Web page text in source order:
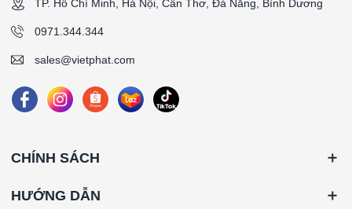
TP. Hồ Chí Minh, Hà Nội, Cần Thơ, Đà Nẵng, Bình Dương
0971.344.344
sales@vietphat.com
CHÍNH SÁCH
HƯỚNG DẪN